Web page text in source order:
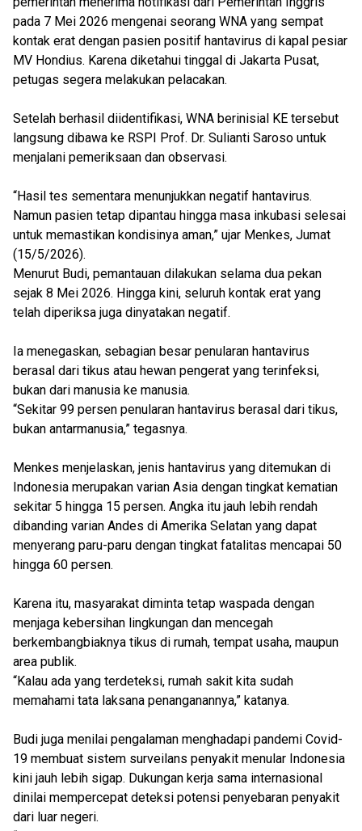
pada 7 Mei 2026 mengenai seorang WNA yang sempat
kontak erat dengan pasien positif hantavirus di kapal pesiar
MV Hondius. Karena diketahui tinggal di Jakarta Pusat,
petugas segera melakukan pelacakan.
Setelah berhasil diidentifikasi, WNA berinisial KE tersebut
langsung dibawa ke RSPI Prof. Dr. Sulianti Saroso untuk
menjalani pemeriksaan dan observasi.
“Hasil tes sementara menunjukkan negatif hantavirus.
Namun pasien tetap dipantau hingga masa inkubasi selesai
untuk memastikan kondisinya aman,” ujar Menkes, Jumat
(15/5/2026).
Menurut Budi, pemantauan dilakukan selama dua pekan
sejak 8 Mei 2026. Hingga kini, seluruh kontak erat yang
telah diperiksa juga dinyatakan negatif.
Ia menegaskan, sebagian besar penularan hantavirus
berasal dari tikus atau hewan pengerat yang terinfeksi,
bukan dari manusia ke manusia.
“Sekitar 99 persen penularan hantavirus berasal dari tikus,
bukan antarmanusia,” tegasnya.
Menkes menjelaskan, jenis hantavirus yang ditemukan di
Indonesia merupakan varian Asia dengan tingkat kematian
sekitar 5 hingga 15 persen. Angka itu jauh lebih rendah
dibanding varian Andes di Amerika Selatan yang dapat
menyerang paru-paru dengan tingkat fatalitas mencapai 50
hingga 60 persen.
Karena itu, masyarakat diminta tetap waspada dengan
menjaga kebersihan lingkungan dan mencegah
berkembangbiaknya tikus di rumah, tempat usaha, maupun
area publik.
“Kalau ada yang terdeteksi, rumah sakit kita sudah
memahami tata laksana penanganannya,” katanya.
Budi juga menilai pengalaman menghadapi pandemi Covid-
19 membuat sistem surveilans penyakit menular Indonesia
kini jauh lebih sigap. Dukungan kerja sama internasional
dinilai mempercepat deteksi potensi penyebaran penyakit
dari luar negeri.